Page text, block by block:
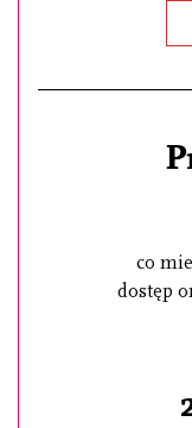
co
dostęp